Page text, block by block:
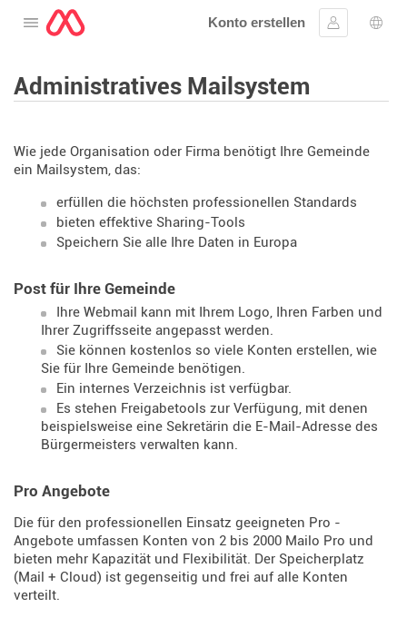
Öffnen Sie das Menü
Konto erstellen
Anmelden
Administratives Mailsystem
Wie jede Organisation oder Firma benötigt Ihre Gemeinde
ein Mailsystem, das:
erfüllen die höchsten professionellen Standards
bieten effektive Sharing-Tools
Speichern Sie alle Ihre Daten in Europa
Post für Ihre Gemeinde
Ihre Webmail kann mit Ihrem Logo, Ihren Farben und
Ihrer Zugriffsseite angepasst werden.
Sie können kostenlos so viele Konten erstellen, wie
Sie für Ihre Gemeinde benötigen.
Ein internes Verzeichnis ist verfügbar.
Es stehen Freigabetools zur Verfügung, mit denen
beispielsweise eine Sekretärin die E-Mail-Adresse des
Bürgermeisters verwalten kann.
Pro Angebote
Die für den professionellen Einsatz geeigneten Pro -
Angebote umfassen Konten von 2 bis 2000 Mailo Pro und
bieten mehr Kapazität und Flexibilität. Der Speicherplatz
(Mail + Cloud) ist gegenseitig und frei auf alle Konten
verteilt.